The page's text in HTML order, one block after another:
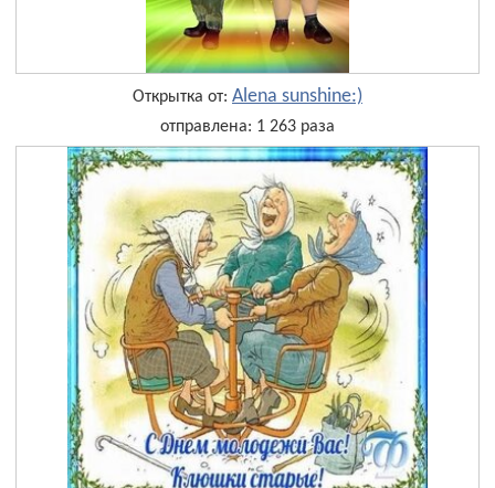
Открытка от: Alena sunshine:)
отправлена: 1 263 раза